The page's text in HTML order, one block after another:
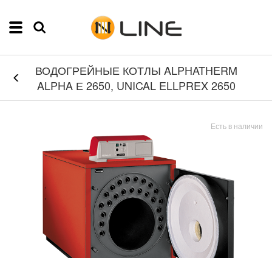
ВОДОГРЕЙНЫЕ КОТЛЫ ALPHATHERM
ALPHA Е 2650, UNICAL ELLPREX 2650
Есть в наличии